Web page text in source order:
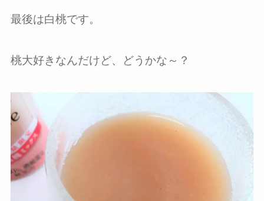
最後は白桃です。
桃大好きなんだけど、どうかな～？